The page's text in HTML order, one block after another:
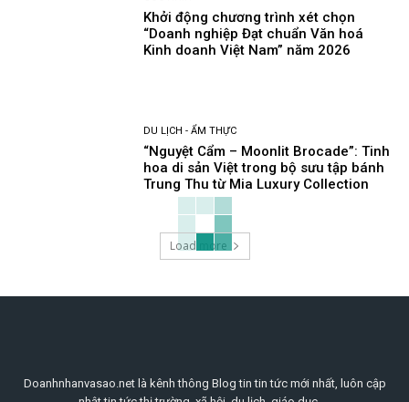
Khởi động chương trình xét chọn
“Doanh nghiệp Đạt chuẩn Văn hoá
Kinh doanh Việt Nam” năm 2026
DU LỊCH - ẨM THỰC
“Nguyệt Cẩm – Moonlit Brocade”: Tinh
hoa di sản Việt trong bộ sưu tập bánh
Trung Thu từ Mia Luxury Collection
Load more
Doanhnhanvasao.net là kênh thông Blog tin tin tức mới nhất, luôn cập